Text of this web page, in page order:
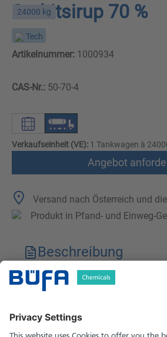
24000 kg
Sorbitsirup 70 %
Tech
Artikelnummer: 1000934
CAS-Nr.: 50-70-4
Verkaufseinheit (VE): 1 Tankwagen à
Angebot
Versand nach Österreich und
Produkt in Pfand- und Einweg-
Beschreibung
Technische Merkmale
Sicherheitshinweise